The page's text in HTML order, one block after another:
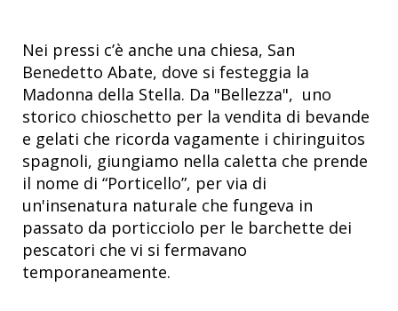
Nei pressi c’è anche una chiesa, San
Benedetto Abate, dove si festeggia la
Madonna della Stella. Da "Bellezza", uno
storico chioschetto per la vendita di bevande
e gelati che ricorda vagamente i chiringuitos
spagnoli, giungiamo nella caletta che prende
il nome di “Porticello”, per via di
un'insenatura naturale che fungeva in
passato da porticciolo per le barchette dei
pescatori che vi si fermavano
temporaneamente.